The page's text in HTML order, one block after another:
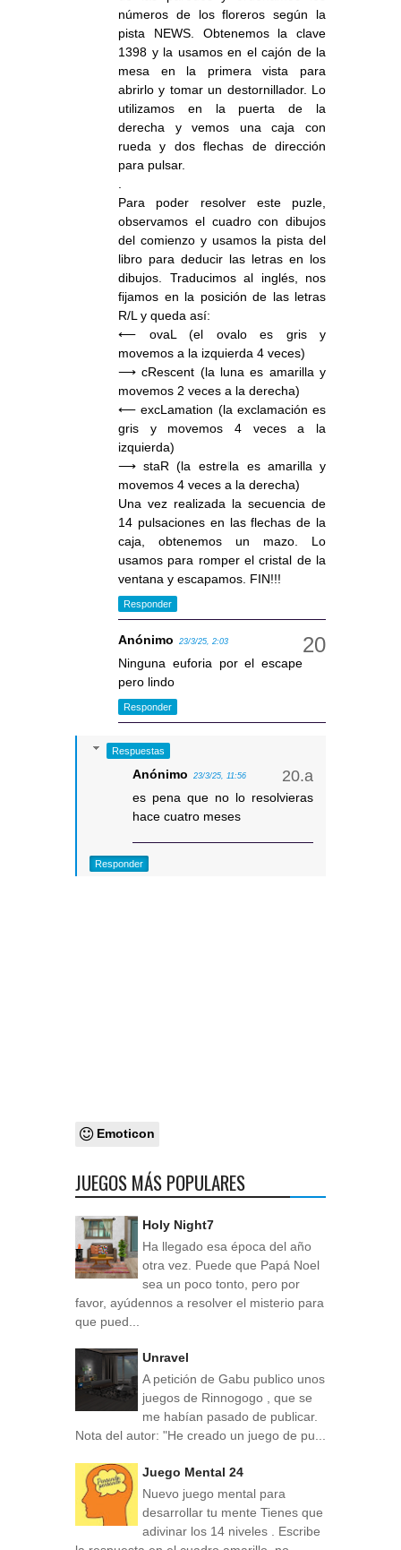
números de los floreros según la
pista NEWS. Obtenemos la clave
1398 y la usamos en el cajón de la
mesa en la primera vista para
abrirlo y tomar un destornillador. Lo
utilizamos en la puerta de la
derecha y vemos una caja con
rueda y dos flechas de dirección
para pulsar.
Para poder resolver este puzle,
observamos el cuadro con dibujos
del comienzo y usamos la pista del
libro para deducir las letras en los
dibujos. Traducimos al inglés, nos
fijamos en la posición de las letras
R/L y queda así:
⟵ ovaL (el ovalo es gris y
movemos a la izquierda 4 veces)
⟶ cRescent (la luna es amarilla y
movemos 2 veces a la derecha)
⟵ excLamation (la exclamación es
gris y movemos 4 veces a la
izquierda)
⟶ staR (la estrella es amarilla y
movemos 4 veces a la derecha)
Una vez realizada la secuencia de
14 pulsaciones en las flechas de la
caja, obtenemos un mazo. Lo
usamos para romper el cristal de la
ventana y escapamos. FIN!!!
Responder
Anónimo 23/3/25, 2:03
Ninguna euforia por el escape
pero lindo
Responder
Respuestas
Anónimo 23/3/25, 11:56
es pena que no lo resolvieras
hace cuatro meses
Responder
Emoticon
JUEGOS MÁS POPULARES
Holy Night7
Ha llegado esa época del año
otra vez. Puede que Papá Noel
sea un poco tonto, pero por
favor, ayúdennos a resolver el misterio para
que pued...
Unravel
A petición de Gabu publico unos
juegos de Rinnogogo , que se
me habían pasado de publicar.
Nota del autor: "He creado un juego de pu...
Juego Mental 24
Nuevo juego mental para
desarrollar tu mente Tienes que
adivinar los 14 niveles . Escribe